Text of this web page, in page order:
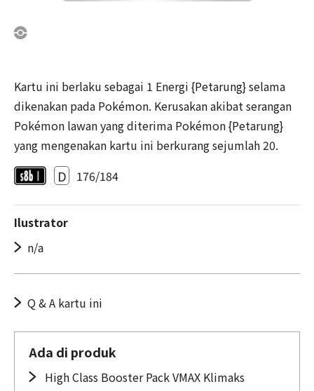
Kartu ini berlaku sebagai 1 Energi {Petarung} selama
dikenakan pada Pokémon. Kerusakan akibat serangan
Pokémon lawan yang diterima Pokémon {Petarung}
yang mengenakan kartu ini berkurang sejumlah 20.
D 176/184
Ilustrator
n/a
Q & A kartu ini
Ada di produk
High Class Booster Pack VMAX Klimaks